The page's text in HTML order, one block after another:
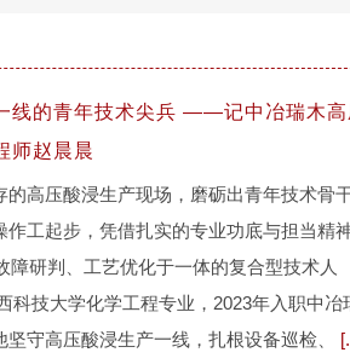
线的青年技术尖兵 ——记中冶瑞木高
师赵晨晨
的高压酸浸生产现场，磨砺出青年技术骨
作工起步，凭借扎实的专业功底与担当精
障研判、工艺优化于一体的复合型技术人
科技大学化学工程专业，2023年入职中冶
守高压酸浸生产一线，扎根设备巡检、